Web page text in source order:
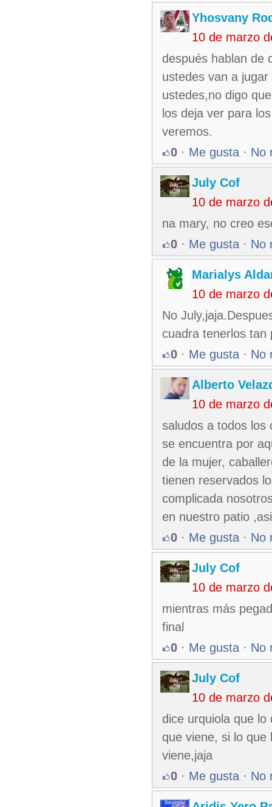
Yhosvany
10 de marzo
después hablan de
ustedes van a
ustedes,no digo
los deja ver para
veremos.
0 · Me gusta · No
July Cof
10 de marzo
na mary, no creo
0 · Me gusta · No
Marialys
10 de marzo
No
cuadra tenerlos tan
0 · Me gusta · No
Alberto
10 de marzo
saludos a todos los
se encuentra por
de la mujer,
tienen reservados
complicada
en nuestro patio
0 · Me gusta · No
July Cof
10 de marzo
mientras más
final
0 · Me gusta · No
July Cof
10 de marzo
dice urquiola que
que viene, si lo
viene,jaja
0 · Me gusta · No